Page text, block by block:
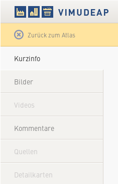
Zurück zum Atlas
Kurzinfo
Bilder
Videos
Kommentare
Quellen
Detailkarten